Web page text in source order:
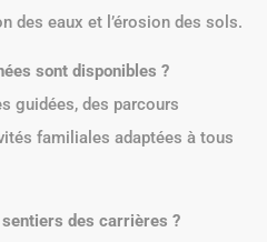
des eaux et l’érosion des sols.
sont disponibles ?
guidées, des parcours
familiales adaptées à tous
des carrières ?